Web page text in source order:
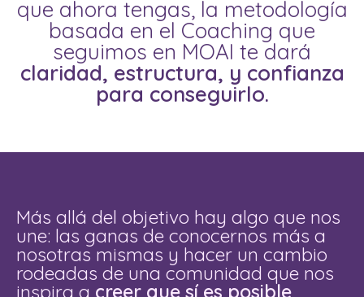
que ahora tengas, la metodología
basada en el Coaching que
seguimos en MOAI te dará
claridad, estructura, y confianza
para conseguirlo.
Más allá del objetivo hay algo que nos
une: las ganas de conocernos más a
nosotras mismas y hacer un cambio
rodeadas de una comunidad que nos
inspira a creer que sí es posible